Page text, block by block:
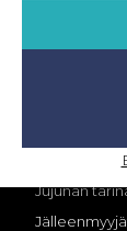
OMA TILI –
Jujunan